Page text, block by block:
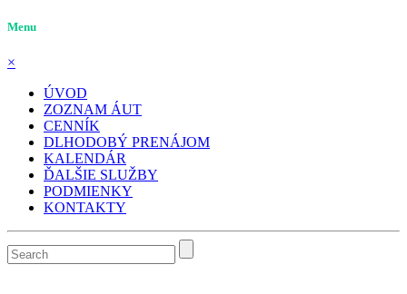
Menu
×
ÚVOD
ZOZNAM ÁUT
CENNÍK
DLHODOBÝ PRENÁJOM
KALENDÁR
ĎALŠIE SLUŽBY
PODMIENKY
KONTAKTY